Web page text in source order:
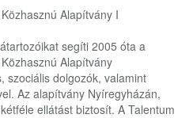
Alapítvány I
segíti 2005 óta a
Alapítvány
szociális dolgozók, valamint
Az alapítvány Nyíregyházán,
ellátást biztosít. A Talentum